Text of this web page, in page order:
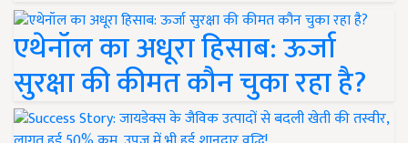
एथेनॉल का अधूरा हिसाब: ऊर्जा
सुरक्षा की कीमत कौन चुका रहा है?